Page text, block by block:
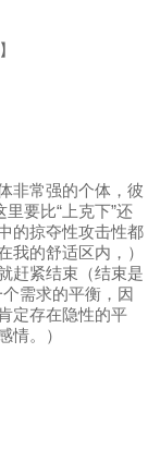
常强的个体，彼
要比“上克下”还
的掠夺性攻击性都
我的舒适区内，）
赶紧结束（结束是
需求的平衡，因
定存在隐性的平
情。）